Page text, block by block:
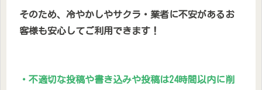
そのため、冷やかしやサクラ・業者に不安があるお
客様も安心してご利用できます！
・不適切な投稿や書き込みや投稿は24時間以内に削